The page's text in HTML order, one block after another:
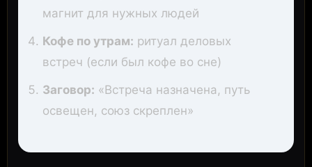
магнит для нужных людей
Кофе по утрам: ритуал деловых
встреч (если был кофе во сне)
Заговор: «Встреча назначена, путь
освещен, союз скреплен»